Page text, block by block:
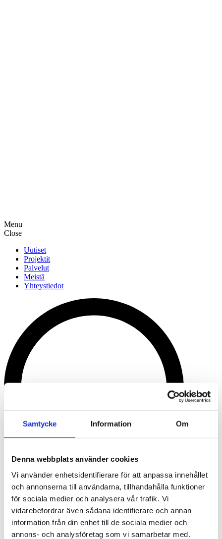
Samtycke Information Om
Denna webbplats använder cookies
Vi använder enhetsidentifierare för att anpassa innehållet
och annonserna till användarna, tillhandahålla funktioner
för sociala medier och analysera vår trafik. Vi
vidarebefordrar även sådana identifierare och annan
information från din enhet till de sociala medier och
annons- och analysföretag som vi samarbetar med.
Menu
Close
Uutiset
Projektit
Palvelut
Meistä
Yhteystiedot
Tengbom Ruotsi
What are you looking for?